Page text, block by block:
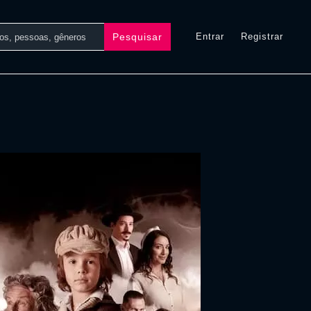
Pesquisar Entrar Registrar